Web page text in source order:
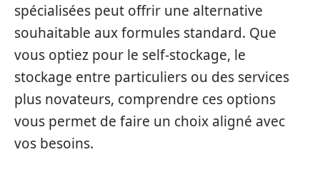
spécialisées peut offrir une alternative
souhaitable aux formules standard. Que
vous optiez pour le self-stockage, le
stockage entre particuliers ou des services
plus novateurs, comprendre ces options
vous permet de faire un choix aligné avec
vos besoins.